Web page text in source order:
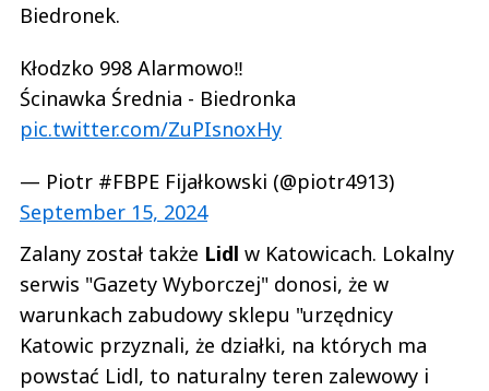
Biedronek.
Kłodzko 998 Alarmowo‼️
Ścinawka Średnia - Biedronka
pic.twitter.com/ZuPIsnoxHy
— Piotr #FBPE Fijałkowski (@piotr4913)
September 15, 2024
Zalany został także Lidl w Katowicach. Lokalny
serwis "Gazety Wyborczej" donosi, że w
warunkach zabudowy sklepu "urzędnicy
Katowic przyznali, że działki, na których ma
powstać Lidl, to naturalny teren zalewowy i